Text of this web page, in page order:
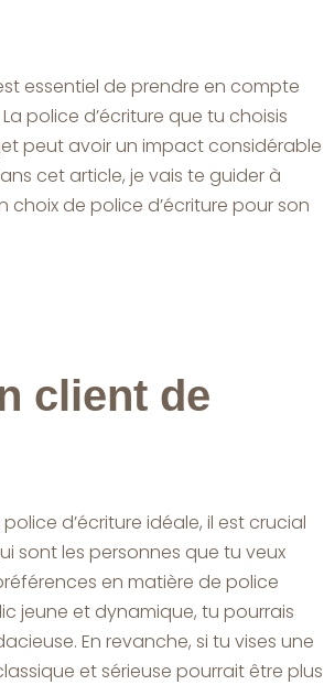
essentiel de prendre en compte
police d’écriture que tu choisis
peut avoir un impact considérable
cet article, je vais te guider à
de police d’écriture pour son
client de
d’écriture idéale, il est crucial
sont les personnes que tu veux
en matière de police
jeune et dynamique, tu pourrais
En revanche, si tu vises une
et sérieuse pourrait être plus